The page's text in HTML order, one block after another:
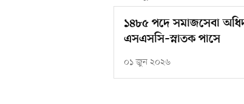
১৪৮৫ পদে সমাজসেবা
এসএসসি–স্নাতক পাসে
০১ জুন ২০২৬